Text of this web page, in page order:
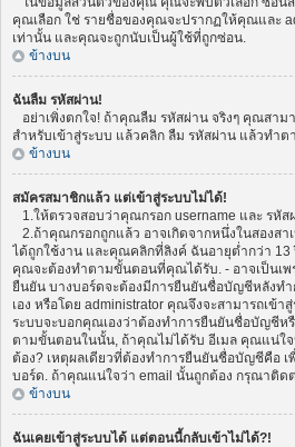
คุณเลือก ใช่ รายชื่อของคุณจะปรากฏให้คุณและ
เท่านั้น และคุณจะถูกนับเป็นผู้ใช้ที่ถูกซ่อน.
ข้างบน
ฉันลืม รหัสผ่าน!
อย่าเพิ่งตกใจ! ถ้าคุณลืม รหัสผ่าน จริงๆ คุณสาม
สำหรับเข้าสู่ระบบ แล้วคลิก ลืม รหัสผ่าน แล้วทำต
ข้างบน
สมัครสมาชิกแล้ว แต่เข้าสู่ระบบไม่ได้!
1.ให้ตรวจสอบว่าคุณกรอก username และ รหัส
2.ถ้าคุณกรอกถูกแล้ว อาจเกิดจากหนึ่งในสองสา
ได้ถูกใช้งาน และคุณคลิกที่ลิงค์ ฉันอายุต่ำกว่า
คุณจะต้องทำตามขั้นตอนที่คุณได้รับ. - อาจเป็นเ
ยืนยัน บางบอร์ดจะต้องมีการยืนยันชื่อบัญชีหลังท
เอง หรือโดย administrator คุณจึงจะสามารถเข้
ระบบจะบอกคุณเองว่าต้องทำการยืนยันชื่อบัญชีห
ตามขั้นตอนในนั้น, ถ้าคุณไม่ได้รับ อีเมล คุณแน่ใ
ต้อง? เหตุผลเดียวที่ต้องทำการยืนยันชื่อบัญชีคือ
บอร์ด. ถ้าคุณแน่ใจว่า email นั้นถูกต้อง กรุณาติด
ข้างบน
ฉันเคยเข้าสู่ระบบได้ แต่ตอนนี้กลับเข้าไม่ได้?!